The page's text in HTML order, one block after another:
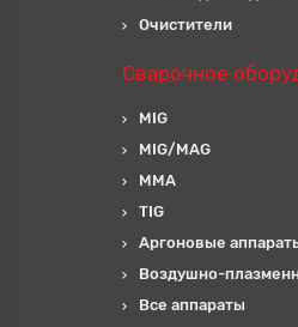
Очистители
Сварочное
MIG
MIG/MAG
MMA
TIG
Аргоновые
Воздушно-
Все аппараты